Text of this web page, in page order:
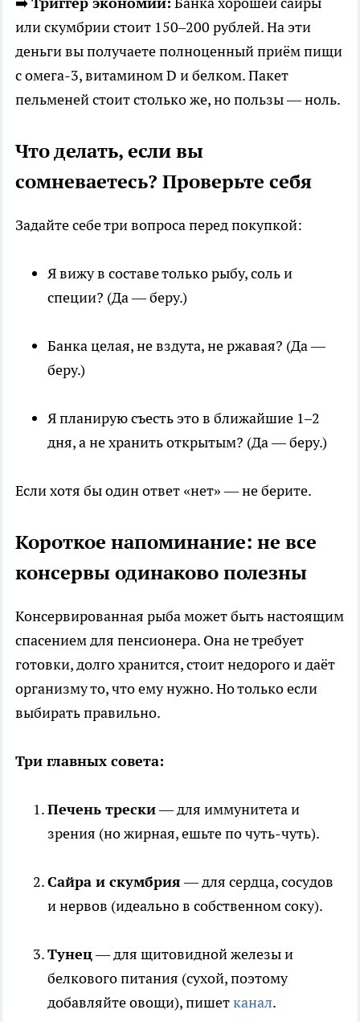
или скумбрии стоит 150–200 рублей. На эти
деньги вы получаете полноценный приём пищи
с омега-3, витамином D и белком. Пакет
пельменей стоит столько же, но пользы — ноль.
Что делать, если вы
сомневаетесь? Проверьте себя
Задайте себе три вопроса перед покупкой:
Я вижу в составе только рыбу, соль и
специи? (Да — беру.)
Банка целая, не вздута, не ржавая? (Да —
беру.)
Я планирую съесть это в ближайшие 1–2
дня, а не хранить открытым? (Да — беру.)
Если хотя бы один ответ «нет» — не берите.
Короткое напоминание: не все
консервы одинаково полезны
Консервированная рыба может быть настоящим
спасением для пенсионера. Она не требует
готовки, долго хранится, стоит недорого и даёт
организму то, что ему нужно. Но только если
выбирать правильно.
Три главных совета:
Печень трески— для иммунитета и
зрения (но жирная, ешьте по чуть-чуть).
Сайра и скумбрия— для сердца, сосудов
и нервов (идеально в собственном соку).
Тунец— для щитовидной железы и
белкового питания (сухой, поэтому
добавляйте овощи), пишетканал.